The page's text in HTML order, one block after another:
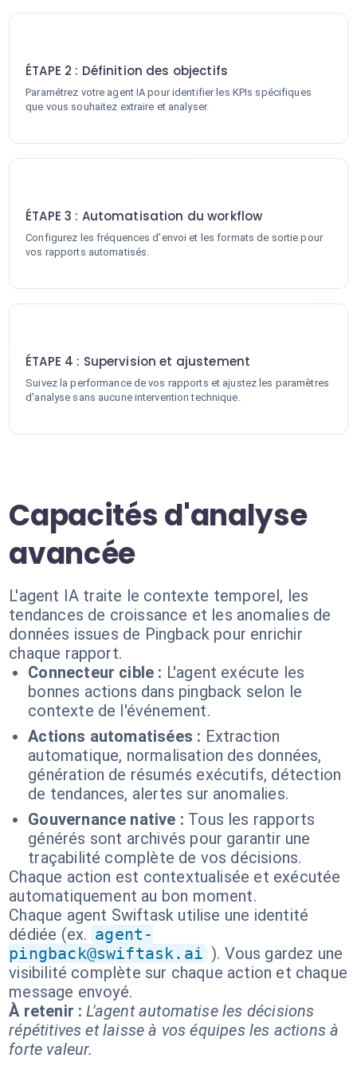
ÉTAPE 2 : Définition des objectifs
Paramétrez votre agent IA pour identifier les KPIs spécifiques
que vous souhaitez extraire et analyser.
ÉTAPE 3 : Automatisation du workflow
Configurez les fréquences d'envoi et les formats de sortie pour
vos rapports automatisés.
ÉTAPE 4 : Supervision et ajustement
Suivez la performance de vos rapports et ajustez les paramètres
d'analyse sans aucune intervention technique.
Capacités d'analyse
avancée
L'agent IA traite le contexte temporel, les
tendances de croissance et les anomalies de
données issues de Pingback pour enrichir
chaque rapport.
Connecteur cible : L'agent exécute les
bonnes actions dans pingback selon le
contexte de l'événement.
Actions automatisées : Extraction
automatique, normalisation des données,
génération de résumés exécutifs, détection
de tendances, alertes sur anomalies.
Gouvernance native : Tous les rapports
générés sont archivés pour garantir une
traçabilité complète de vos décisions.
Chaque action est contextualisée et exécutée
automatiquement au bon moment.
Chaque agent Swiftask utilise une identité
dédiée (ex. agent-
pingback@swiftask.ai ). Vous gardez une
visibilité complète sur chaque action et chaque
message envoyé.
À retenir : L'agent automatise les décisions
répétitives et laisse à vos équipes les actions à
forte valeur.